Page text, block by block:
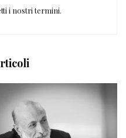
i nostri termini.